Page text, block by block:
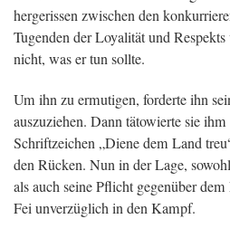
hergerissen zwischen den
Tugenden der Loyalität und
nicht, was er tun sollte.
Um ihn zu ermutigen, forderte ihn
auszuziehen. Dann tätowierte sie
Schriftzeichen „Diene dem Land
den Rücken. Nun in der Lage,
als auch seine Pflicht gegenüber
Fei unverzüglich in den Kampf.